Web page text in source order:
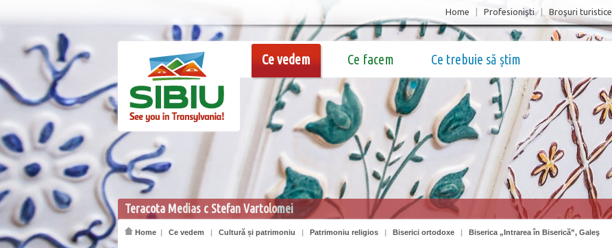
Home Profesionişti Broşuri turistice
Ce vedem Ce facem Ce trebuie să știm
Teracota Medias c Stefan Vartolomei
Home | Ce vedem | Cultură și patrimoniu | Patrimoniu religios | Biserici ortodoxe | Biserica „Intrarea în Biserică”, Galeş